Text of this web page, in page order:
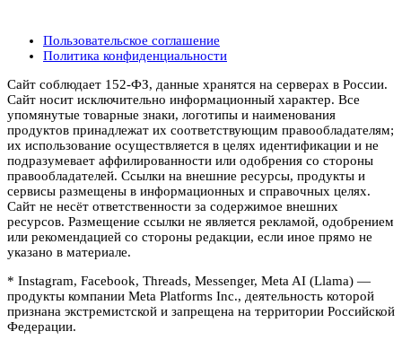
Пользовательское соглашение
Политика конфиденциальности
Сайт соблюдает 152-ФЗ, данные хранятся на серверах в России.
Сайт носит исключительно информационный характер. Все
упомянутые товарные знаки, логотипы и наименования
продуктов принадлежат их соответствующим правообладателям;
их использование осуществляется в целях идентификации и не
подразумевает аффилированности или одобрения со стороны
правообладателей. Ссылки на внешние ресурсы, продукты и
сервисы размещены в информационных и справочных целях.
Сайт не несёт ответственности за содержимое внешних
ресурсов. Размещение ссылки не является рекламой, одобрением
или рекомендацией со стороны редакции, если иное прямо не
указано в материале.
* Instagram, Facebook, Threads, Messenger, Meta AI (Llama) —
продукты компании Meta Platforms Inc., деятельность которой
признана экстремистской и запрещена на территории Российской
Федерации.